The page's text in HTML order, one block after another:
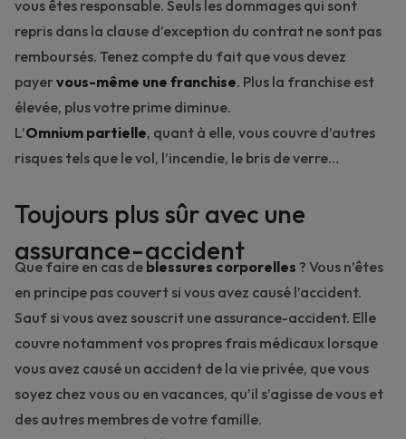
vous êtes responsable. Seuls les dommages qui sont
repris dans la clause d’exception du contrat ne sont pas
remboursés. Tenez compte du fait que vous devez
payervous-même une franchise. Plus la franchise est
élevée, plus votre prime diminue.
L’Omnium partielle, quant à elle, vous couvre d’autres
risques tels que le vol, l’incendie, le bris de verre…
Toujours plus sûr avec une
assurance-accident
Que faire en cas de blessures corporelles ? Vous n’êtes
en principe pas couvert si vous avez causé l’accident.
Sauf si vous avez souscrit une assurance-accident. Elle
couvre notamment vos propres frais médicaux lorsque
vous avez causé un accident de la vie privée, que vous
soyez chez vous ou en vacances, qu’il s’agisse de vous et
des autres membres de votre famille.